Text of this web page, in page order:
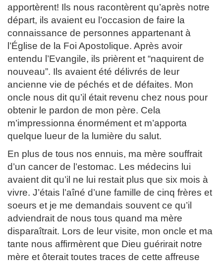
apportèrent! Ils nous racontèrent qu’après notre
départ, ils avaient eu l’occasion de faire la
connaissance de personnes appartenant à
l’Église de la Foi Apostolique. Après avoir
entendu l’Evangile, ils prièrent et “naquirent de
nouveau”. Ils avaient été délivrés de leur
ancienne vie de péchés et de défaites. Mon
oncle nous dit qu’il était revenu chez nous pour
obtenir le pardon de mon père. Cela
m’impressionna énormément et m’apporta
quelque lueur de la lumière du salut.
En plus de tous nos ennuis, ma mère souffrait
d’un cancer de l’estomac. Les médecins lui
avaient dit qu’il ne lui restait plus que six mois à
vivre. J’étais l’aîné d’une famille de cinq frères et
soeurs et je me demandais souvent ce qu’il
adviendrait de nous tous quand ma mère
disparaîtrait. Lors de leur visite, mon oncle et ma
tante nous affirmèrent que Dieu guérirait notre
mère et ôterait toutes traces de cette affreuse